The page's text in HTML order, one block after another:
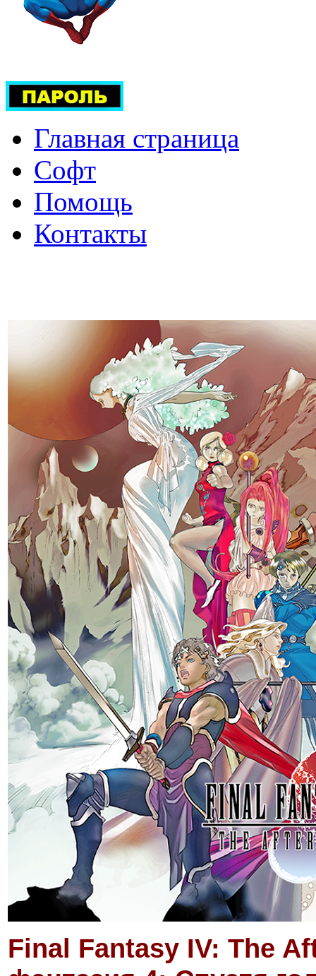
Главная страница
Софт
Помощь
Контакты
Final Fantasy IV: The